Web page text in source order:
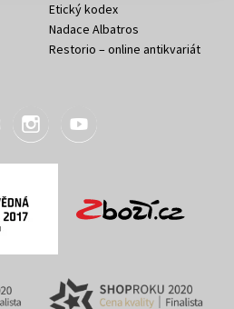
Etický kodex
Nadace Albatros
Restorio – online antikvariát